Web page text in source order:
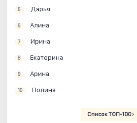
5 Дарья
6 Алина
7 Ирина
8 Екатерина
9 Арина
10 Полина
Список ТОП-100